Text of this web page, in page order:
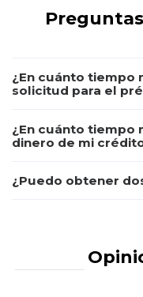
¿En cuánto tiempo
solicitud para el
¿En cuánto tiempo
dinero de mi
¿Puedo obtener